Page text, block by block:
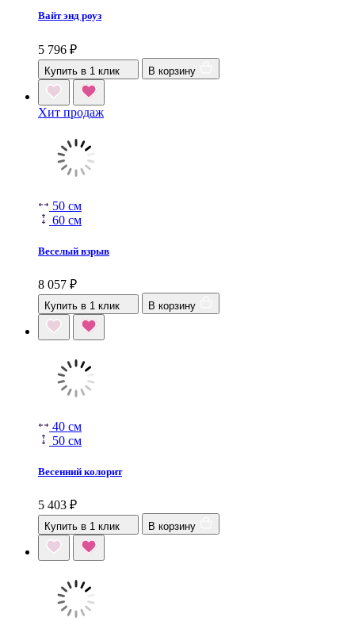
Вайт энд роуз
5 796 ₽
Купить в 1 клик В корзину
Хит продаж
50 см
60 см
Веселый взрыв
8 057 ₽
Купить в 1 клик В корзину
40 см
50 см
Весенний колорит
5 403 ₽
Купить в 1 клик В корзину